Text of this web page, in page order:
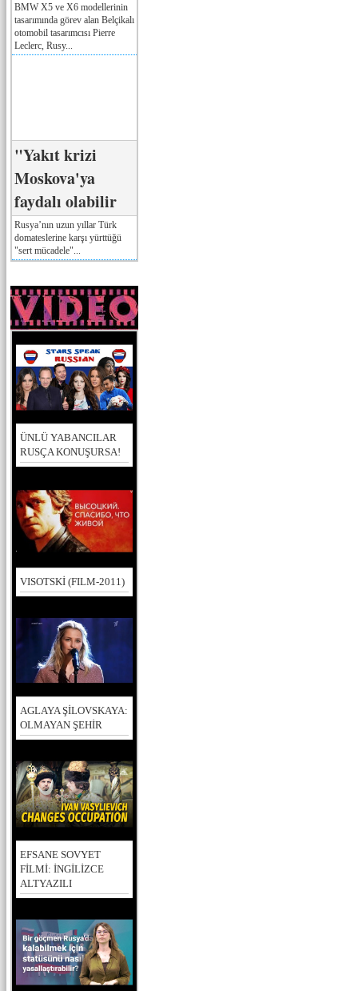
BMW X5 ve X6 modellerinin
tasarımında görev alan Belçikalı
otomobil tasarımcısı Pierre
Leclerc, Rusy...
"Yakıt krizi
Moskova'ya
faydalı olabilir
Rusya’nın uzun yıllar Türk
domateslerine karşı yürttüğü
"sert mücadele"...
ÜNLÜ YABANCILAR
RUSÇA KONUŞURSA!
VISOTSKİ (FILM-2011)
AGLAYA ŞİLOVSKAYA:
OLMAYAN ŞEHİR
EFSANE SOVYET
FİLMİ: İNGİLİZCE
ALTYAZILI